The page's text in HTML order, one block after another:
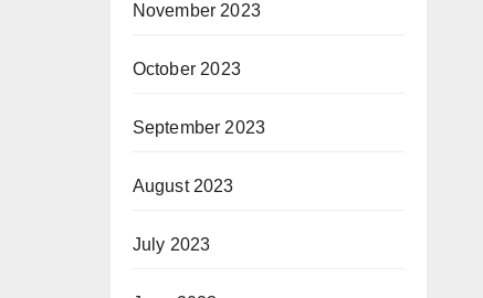
November 2023
October 2023
September 2023
August 2023
July 2023